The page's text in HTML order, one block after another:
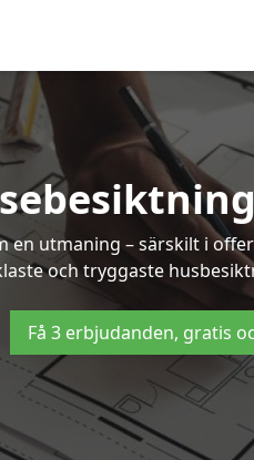
utmaning – särskilt i
och tryggaste
Få 3 erbjudanden, gratis